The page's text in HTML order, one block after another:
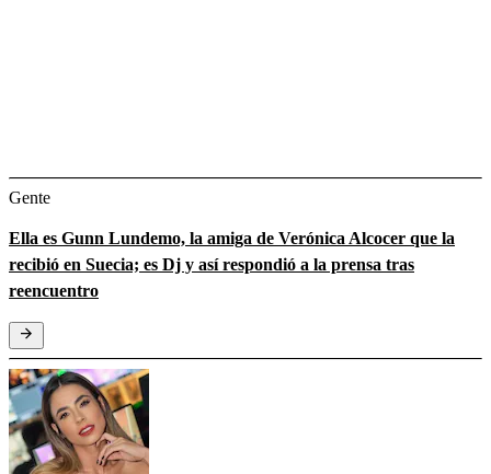
Gente
Ella es Gunn Lundemo, la amiga de Verónica Alcocer que la
recibió en Suecia; es Dj y así respondió a la prensa tras
reencuentro